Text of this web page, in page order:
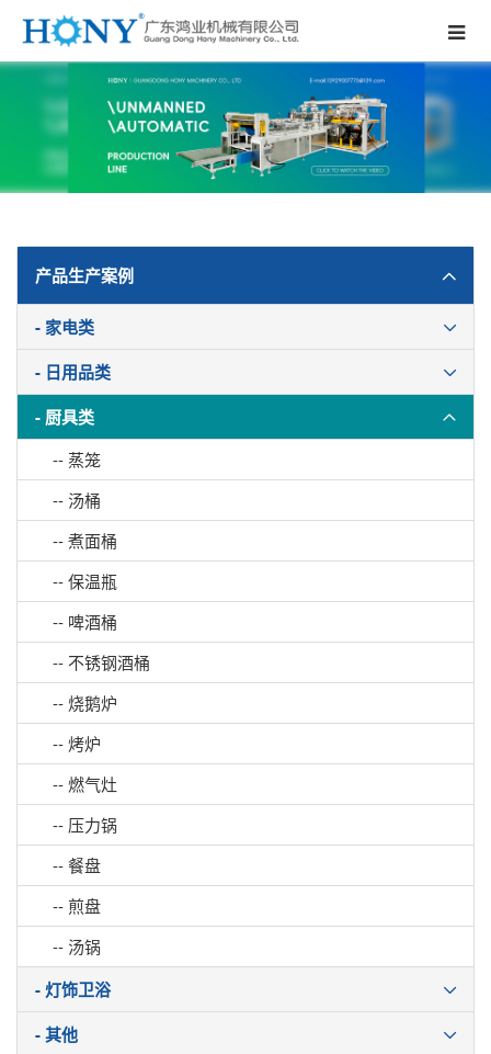
产品生产案例
- 家电类
- 日用品类
- 厨具类
-- 蒸笼
-- 汤桶
-- 煮面桶
-- 保温瓶
-- 啤酒桶
-- 不锈钢酒桶
-- 烧鹅炉
-- 烤炉
-- 燃气灶
-- 压力锅
-- 餐盘
-- 煎盘
-- 汤锅
- 灯饰卫浴
- 其他